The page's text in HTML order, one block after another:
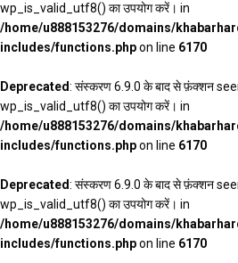
wp_is_valid_utf8() का उपयोग करें। in
/home/u888153276/domains/
includes/functions.phpon line 6170
Deprecated: संस्करण 6.9.0 के बाद से फ़ंक्शन
wp_is_valid_utf8() का उपयोग करें। in
/home/u888153276/domains/
includes/functions.phpon line 6170
Deprecated: संस्करण 6.9.0 के बाद से फ़ंक्शन
wp_is_valid_utf8() का उपयोग करें। in
/home/u888153276/domains/
includes/functions.phpon line 6170